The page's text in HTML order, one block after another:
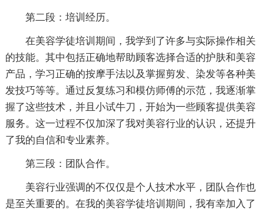
第二段：培训经历。
在美容学徒培训期间，我学到了许多与实际操作相关
的技能。其中包括正确地帮助顾客选择合适的护肤和美容
产品，学习正确的按摩手法以及掌握剪发、染发等各种美
发技巧等等。通过反复练习和模仿师傅的示范，我逐渐掌
握了这些技术，并且小试牛刀，开始为一些顾客提供美容
服务。这一过程不仅加深了我对美容行业的认识，还提升
了我的自信和专业素养。
第三段：团队合作。
美容行业强调的不仅仅是个人技术水平，团队合作也
是至关重要的。在我的美容学徒培训期间，我有幸加入了